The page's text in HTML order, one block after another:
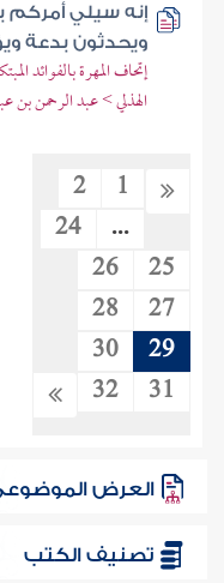
إنه سيلي أمركم
ويحدثون بدعة
إتحاف المهرة بالفوائد
الهذلي > عبد الرحمن بن
1
2
...
24
25
26
27
28
29
30
31
32
العرض
تصنيف الكتب